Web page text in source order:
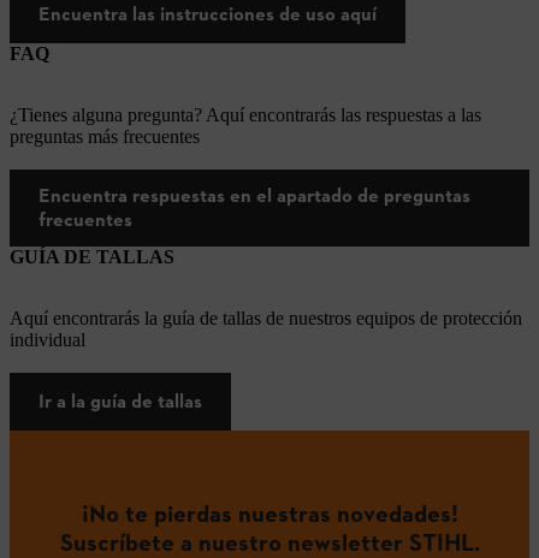
Encuentra las instrucciones de uso aquí
FAQ
¿Tienes alguna pregunta? Aquí encontrarás las respuestas a las
preguntas más frecuentes
Encuentra respuestas en el apartado de preguntas
frecuentes
GUÍA DE TALLAS
Aquí encontrarás la guía de tallas de nuestros equipos de protección
individual
Ir a la guía de tallas
¡No te pierdas nuestras novedades!
Suscríbete a nuestro newsletter STIHL.